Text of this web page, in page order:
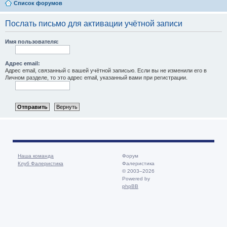
Список форумов
Послать письмо для активации учётной записи
Имя пользователя:
Адрес email:
Адрес email, связанный с вашей учётной записью. Если вы не изменили его в
Личном разделе, то это адрес email, указанный вами при регистрации.
Наша команда
Клуб Фалеристика
Форум
Фалеристика
© 2003–2026
Powered by
phpBB